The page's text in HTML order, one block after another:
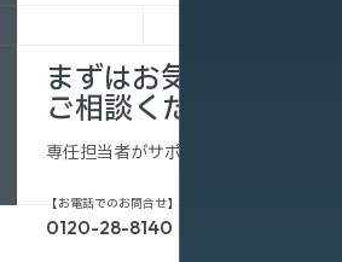
まずはお気軽に
ご相談ください。
専任担当者がサポートします。
【お電話でのお問合せ】
0120-28-8140